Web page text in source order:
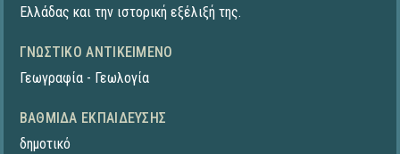
Ελλάδας και την ιστορική εξέλιξή της.
ΓΝΩΣΤΙΚΌ ΑΝΤΙΚΕΊΜΕΝΟ
Γεωγραφία - Γεωλογία
ΒΑΘΜΊΔΑ ΕΚΠΑΊΔΕΥΣΗΣ
δημοτικό